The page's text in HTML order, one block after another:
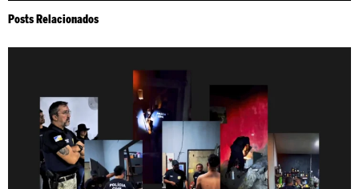
Posts Relacionados